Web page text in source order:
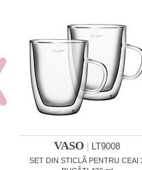
VASO LT9008
SET DIN STICLĂ PENTRU CEAI